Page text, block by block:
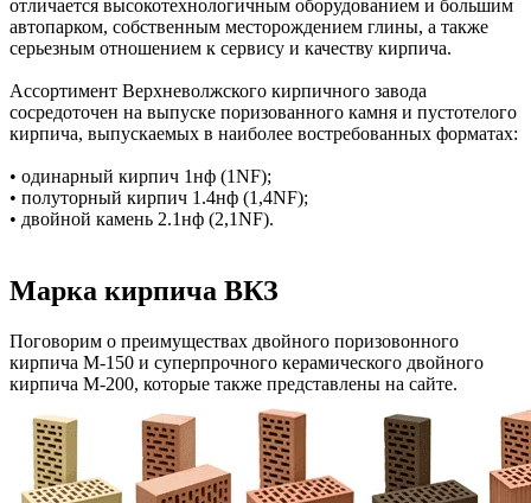
отличается высокотехнологичным оборудованием и большим
автопарком, собственным месторождением глины, а также
серьезным отношением к сервису и качеству кирпича.
Ассортимент Верхневолжского кирпичного завода
сосредоточен на выпуске поризованного камня и пустотелого
кирпича, выпускаемых в наиболее востребованных форматах:
• одинарный кирпич 1нф (1NF);
• полуторный кирпич 1.4нф (1,4NF);
• двойной камень 2.1нф (2,1NF).
Марка кирпича ВКЗ
Поговорим о преимуществах двойного поризовонного
кирпича М-150 и суперпрочного керамического двойного
кирпича М-200, которые также представлены на сайте.